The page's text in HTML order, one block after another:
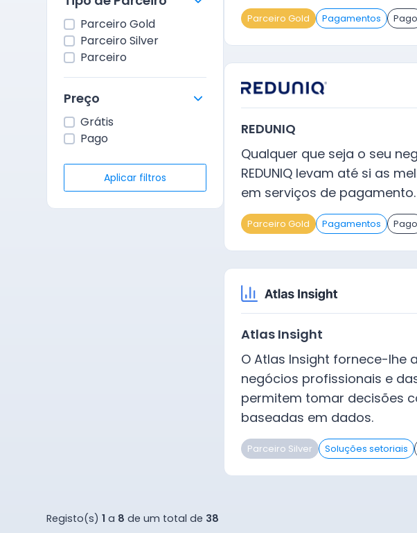
Parceiro Gold
Parceiro Silver
Parceiro
Preço
Grátis
Pago
Aplicar filtros
Parceiro Gold Pagamentos Pago
REDUNIQ
Qualquer que seja o seu
REDUNIQ levam até si as
em serviços de pagamento.
Parceiro Gold Pagamentos Pago
Atlas Insight
O Atlas Insight fornece-lhe
negócios profissionais e
permitem tomar decisões
baseadas em dados.
Parceiro Silver Soluções setoriais
Registo(s)1 a 8 de um total de 38